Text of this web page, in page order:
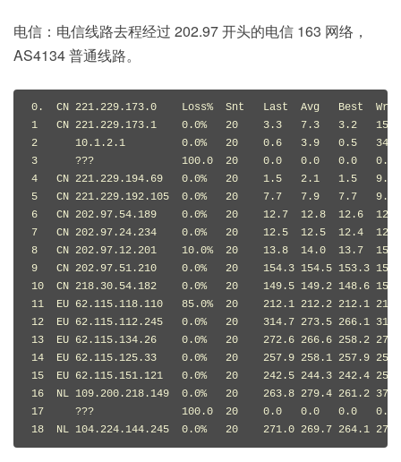
电信：电信线路去程经过 202.97 开头的电信 163 网络，
AS4134 普通线路。
0.  CN 221.229.173.0    Loss%  Snt   Last  Avg   Best
1   CN 221.229.173.1    0.0%   20    3.3   7.3   3.2   15.9
2      10.1.2.1         0.0%   20    0.6   3.9   0.5
3      ???              100.0  20    0.0   0.0   0.0
4   CN 221.229.194.69   0.0%   20    1.5   2.1   1.5   9.3
5   CN 221.229.192.105  0.0%   20    7.7   7.9   7.7   9.6
6   CN 202.97.54.189    0.0%   20    12.7  12.8  12.6  12.9
7   CN 202.97.24.234    0.0%   20    12.5  12.5  12.4  12.6
8   CN 202.97.12.201    10.0%  20    13.8  14.0  13.7  15.6
9   CN 202.97.51.210    0.0%   20    154.3 154.5 153.3 156.3
10  CN 218.30.54.182    0.0%   20    149.5 149.2 148.6 150.5
11  EU 62.115.118.110   85.0%  20    212.1 212.2 212.1
12  EU 62.115.112.245   0.0%   20    314.7 273.5 266.1
13  EU 62.115.134.26    0.0%   20    272.6 266.6 258.2
14  EU 62.115.125.33    0.0%   20    257.9 258.1 257.9
15  EU 62.115.151.121   0.0%   20    242.5 244.3 242.4
16  NL 109.200.218.149  0.0%   20    263.8 279.4 261.2
17     ???              100.0  20    0.0   0.0   0.0
18  NL 104.224.144.245  0.0%   20    271.0 269.7 264.1